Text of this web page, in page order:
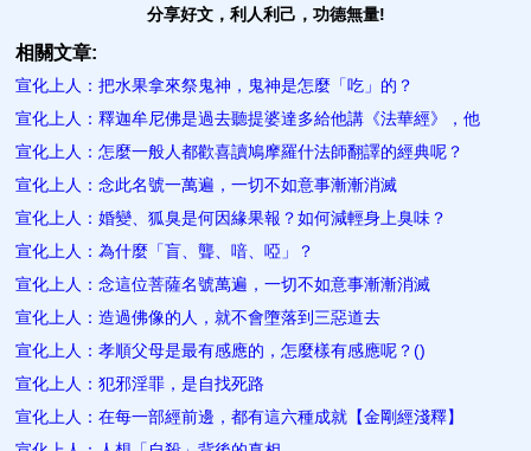
分享好文，利人利己，功德無量!
相關文章:
宣化上人：把水果拿來祭鬼神，鬼神是怎麼「吃」的？
宣化上人：釋迦牟尼佛是過去聽提婆達多給他講《法華經》，他
宣化上人：怎麼一般人都歡喜讀鳩摩羅什法師翻譯的經典呢？
宣化上人：念此名號一萬遍，一切不如意事漸漸消滅
宣化上人：婚變、狐臭是何因緣果報？如何減輕身上臭味？
宣化上人：為什麼「盲、聾、喑、啞」？
宣化上人：念這位菩薩名號萬遍，一切不如意事漸漸消滅
宣化上人：造過佛像的人，就不會墮落到三惡道去
宣化上人：孝順父母是最有感應的，怎麼樣有感應呢？()
宣化上人：犯邪淫罪，是自找死路
宣化上人：在每一部經前邊，都有這六種成就【金剛經淺釋】